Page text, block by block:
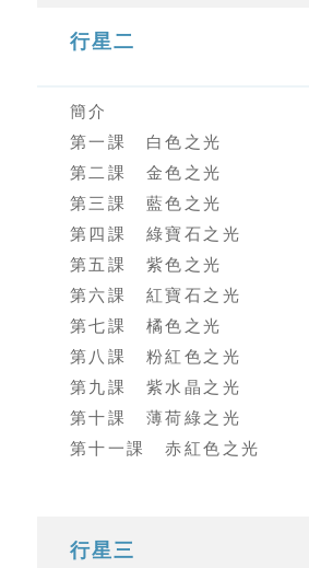
行星二
簡介
第一課 白色之光
第二課 金色之光
第三課 藍色之光
第四課 綠寶石之光
第五課 紫色之光
第六課 紅寶石之光
第七課 橘色之光
第八課 粉紅色之光
第九課 紫水晶之光
第十課 薄荷綠之光
第十一課 赤紅色之光
行星三